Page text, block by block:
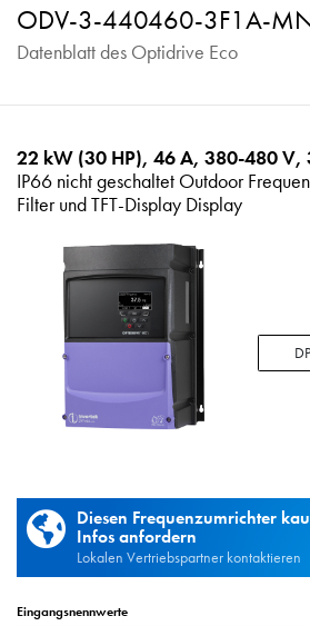
ODV-3-440460-3F1A-
Datenblatt des Optidrive Eco
22 kW (30 HP), 46 A, 380-480 V,
IP66 nicht geschaltet Outdoor
Filter und TFT-Display Display
Diesen Frequenzumrichter
Infos anfordern
Lokalen Vertriebspartner kontaktieren
Eingangsnennwerte